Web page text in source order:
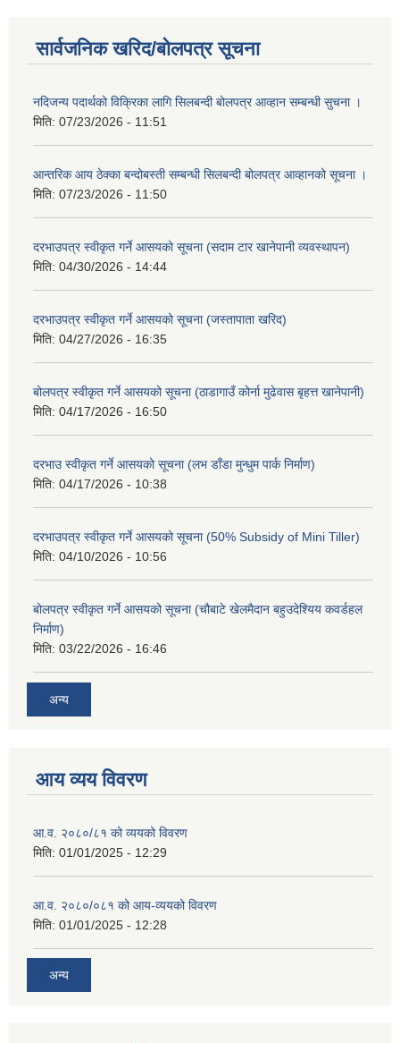
सार्वजनिक खरिद/बोलपत्र सूचना
नदिजन्य पदार्थको विक्रिका लागि सिलबन्दी बोलपत्र आव्हान सम्बन्धी सुचना ।
मिति: 07/23/2026 - 11:51
आन्तरिक आय ठेक्का बन्दोबस्ती सम्बन्धी सिलबन्दी बोलपत्र आव्हानको सूचना ।
मिति: 07/23/2026 - 11:50
दरभाउपत्र स्वीकृत गर्ने आसयको सूचना (सदाम टार खानेपानी व्यवस्थापन)
मिति: 04/30/2026 - 14:44
दरभाउपत्र स्वीकृत गर्ने आसयको सूचना (जस्तापाता खरिद)
मिति: 04/27/2026 - 16:35
बोलपत्र स्वीकृत गर्ने आसयको सूचना (ठाडागाउँ कोर्ना मुढेवास बृहत्त खानेपानी)
मिति: 04/17/2026 - 16:50
दरभाउ स्वीकृत गर्ने आसयको सूचना (लभ डाँडा मुन्धुम पार्क निर्माण)
मिति: 04/17/2026 - 10:38
दरभाउपत्र स्वीकृत गर्ने आसयको सूचना (50% Subsidy of Mini Tiller)
मिति: 04/10/2026 - 10:56
बोलपत्र स्वीकृत गर्ने आसयको सूचना (चौबाटे खेलमैदान बहुउदेश्यिय कवर्डहल
निर्माण)
मिति: 03/22/2026 - 16:46
अन्य
आय व्यय विवरण
आ.व. २०८०/८१ को व्ययको विवरण
मिति: 01/01/2025 - 12:29
आ.व. २०८०/०८१ को आय-व्ययको विवरण
मिति: 01/01/2025 - 12:28
अन्य